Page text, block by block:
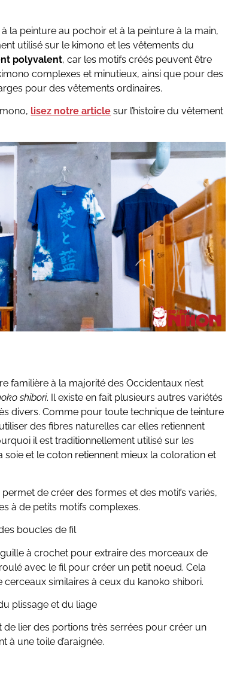
la peinture au pochoir et à la peinture à la main,
utilisé sur le kimono et les vêtements du
polyvalent, car les motifs créés peuvent être
complexes et minutieux, ainsi que pour des
pour des vêtements ordinaires.
lisez notre article sur l’histoire du vêtement
familière à la majorité des Occidentaux n’est
shibori. Il existe en fait plusieurs autres variétés
divers. Comme pour toute technique de teinture
des fibres naturelles car elles retiennent
il est traditionnellement utilisé sur les
soie et le coton retiennent mieux la coloration et
de créer des formes et des motifs variés,
à de petits motifs complexes.
boucles de fil
à crochet pour extraire des morceaux de
avec le fil pour créer un petit noeud. Cela
similaires à ceux du kanoko shibori.
plissage et du liage
de lier des portions très serrées pour créer un
à une toile d’araignée.